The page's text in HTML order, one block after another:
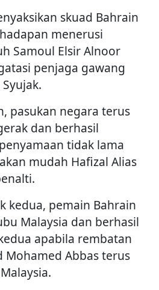
skuad Bahrain
menerusi
Samoul Elsir Alnoor
penjaga gawang
pasukan negara terus
dan berhasil
tidak lama
mudah Hafizal Alias
kedua, pemain Bahrain
Malaysia dan berhasil
apabila rembatan
Mohamed Abbas terus